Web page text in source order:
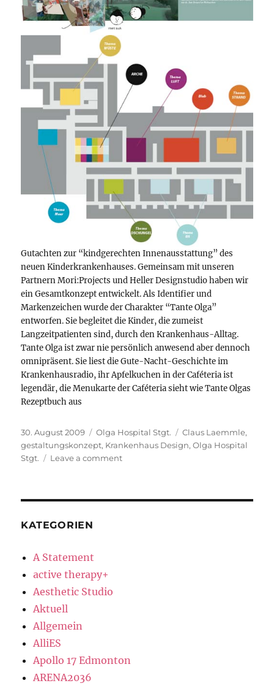
Gutachten zur “kindgerechten Innenausstattung” des
neuen Kinderkrankenhauses. Gemeinsam mit unseren
Partnern Mori:Projects und Heller Designstudio haben wir
ein Gesamtkonzept entwickelt. Als Identifier und
Markenzeichen wurde der Charakter “Tante Olga”
entworfen. Sie begleitet die Kinder, die zumeist
Langzeitpatienten sind, durch den Krankenhaus-Alltag.
Tante Olga ist zwar nie persönlich anwesend aber dennoch
omnipräsent. Sie liest die Gute-Nacht-Geschichte im
Krankenhausradio, ihr Apfelkuchen in der Caféteria ist
legendär, die Menukarte der Caféteria sieht wie Tante Olgas
Rezeptbuch aus
Posted
on
30. August 2009 Categories
Olga Hospital Stgt. Tags
Claus Laemmle,
gestaltungskonzept, Krankenhaus Design,Olga Hospital
Stgt.
Leave a commenton
KATEGORIEN
A Statement
active therapy+
Aesthetic Studio
Aktuell
Allgemein
AlliES
Apollo 17 Edmonton
ARENA2036